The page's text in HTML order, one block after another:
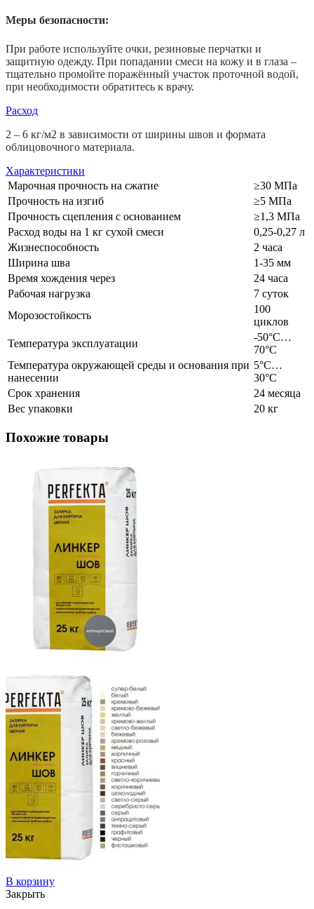
Меры безопасности:
При работе используйте очки, резиновые перчатки и
защитную одежду. При попадании смеси на кожу и в глаза –
тщательно промойте поражённый участок проточной водой,
при необходимости обратитесь к врачу.
Расход
2 – 6 кг/м2 в зависимости от ширины швов и формата
облицовочного материала.
Характеристики
Марочная прочность на сжатие
≥30 МПа
Прочность на изгиб
≥5 МПа
Прочность сцепления с основанием
≥1,3 МПа
Расход воды на 1 кг сухой смеси
0,25-0,27 л
Жизнеспособность
2 часа
Ширина шва
1-35 мм
Время хождения через
24 часа
Рабочая нагрузка
7 суток
Морозостойкость
100
циклов
Температура эксплуатации
-50°С…
70°С
Температура окружающей среды и основания при
нанесении
5°С…
30°С
Срок хранения
24 месяца
Вес упаковки
20 кг
Похожие товары
В корзину
Закрыть